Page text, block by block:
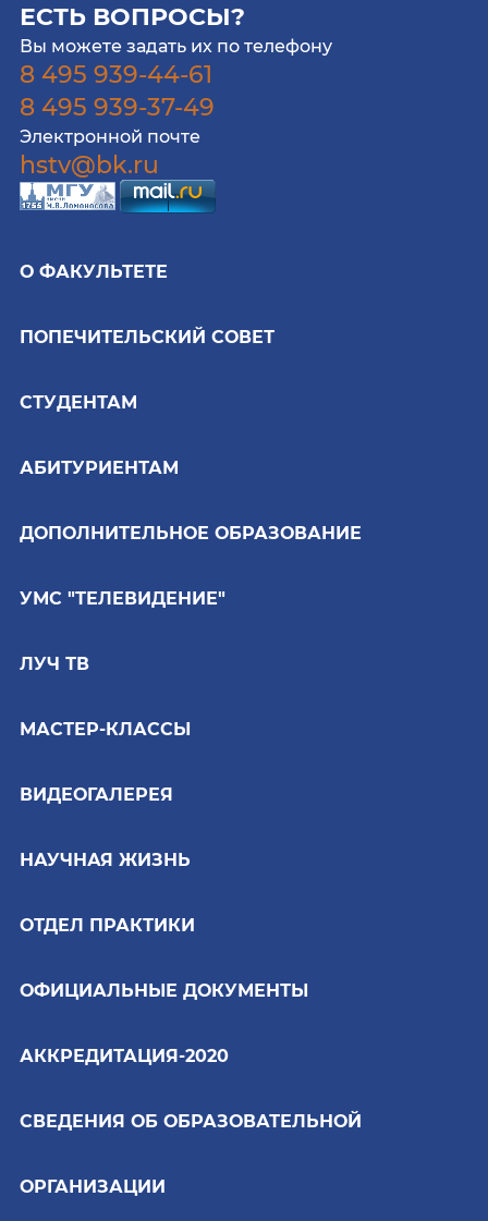
ЕСТЬ ВОПРОСЫ?
Вы можете задать их по телефону
8 495 939-44-61
8 495 939-37-49
Электронной почте
hstv@bk.ru
О ФАКУЛЬТЕТЕ
ПОПЕЧИТЕЛЬСКИЙ СОВЕТ
СТУДЕНТАМ
АБИТУРИЕНТАМ
ДОПОЛНИТЕЛЬНОЕ ОБРАЗОВАНИЕ
УМС "ТЕЛЕВИДЕНИЕ"
ЛУЧ ТВ
МАСТЕР-КЛАССЫ
ВИДЕОГАЛЕРЕЯ
НАУЧНАЯ ЖИЗНЬ
ОТДЕЛ ПРАКТИКИ
ОФИЦИАЛЬНЫЕ ДОКУМЕНТЫ
АККРЕДИТАЦИЯ-2020
СВЕДЕНИЯ ОБ ОБРАЗОВАТЕЛЬНОЙ
ОРГАНИЗАЦИИ